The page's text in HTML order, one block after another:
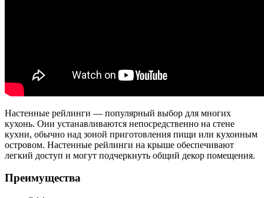
Настенные рейлинги — популярный выбор для многих
кухонь. Они устанавливаются непосредственно на стене
кухни, обычно над зоной приготовления пищи или кухонным
островом. Настенные рейлинги на крыше обеспечивают
легкий доступ и могут подчеркнуть общий декор помещения.
Преимущества